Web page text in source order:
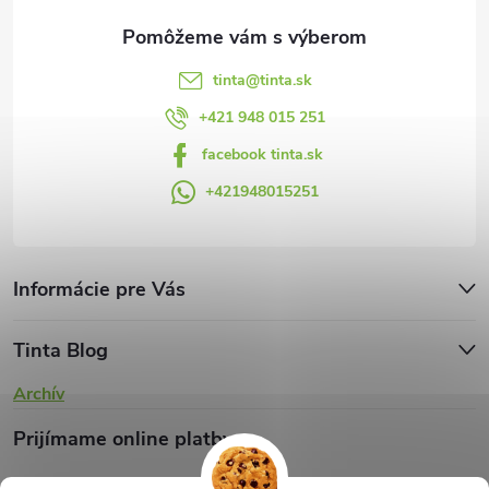
s
u
tinta@tinta.sk
+421 948 015 251
facebook tinta.sk
+421948015251
Informácie pre Vás
Tinta Blog
Archív
Prijímame online platby